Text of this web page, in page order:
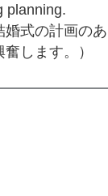
planning.
婚式の計画の
します。）